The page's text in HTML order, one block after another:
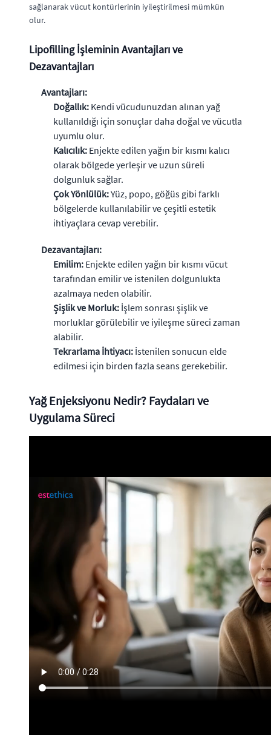
sağlanarak vücut kontürlerinin iyileştirilmesi mümkün
olur.
Lipofilling İşleminin Avantajları ve
Dezavantajları
Avantajları:
Doğallık: Kendi vücudunuzdan alınan yağ
kullanıldığı için sonuçlar daha doğal ve vücutla
uyumlu olur.
Kalıcılık: Enjekte edilen yağın bir kısmı kalıcı
olarak bölgede yerleşir ve uzun süreli
dolgunluk sağlar.
Çok Yönlülük:Yüz, popo, göğüs gibi farklı
bölgelerde kullanılabilir ve çeşitli estetik
ihtiyaçlara cevap verebilir.
Dezavantajları:
Emilim: Enjekte edilen yağın bir kısmı vücut
tarafından emilir ve istenilen dolgunlukta
azalmaya neden olabilir.
Şişlik ve Morluk: İşlem sonrası şişlik ve
morluklar görülebilir ve iyileşme süreci zaman
alabilir.
Tekrarlama İhtiyacı: İstenilen sonucun elde
edilmesi için birden fazla seans gerekebilir.
Yağ Enjeksiyonu Nedir? Faydaları ve
Uygulama Süreci